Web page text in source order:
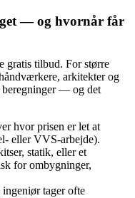
— og hvornår får
gratis tilbud. For større
arkitekter og
— og det
hvor prisen er let at
eller VVS‑arbejde).
statik, eller et
for ombygninger,
tager ofte